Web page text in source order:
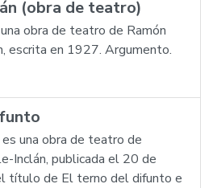
(obra de teatro)
obra de teatro de Ramón
escrita en 1927. Argumento.
una obra de teatro de
Inclán, publicada el 20 de
título de El terno del difunto e